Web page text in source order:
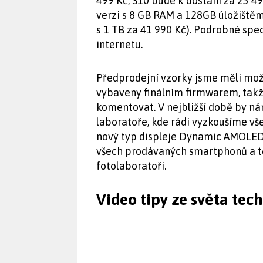
verzi s 8 GB RAM a 128GB
s 1 TB za 41 990 Kč). Podrobné
internetu.
Předprodejní vzorky jsme měli
vybaveny finálním firmwarem,
komentovat. V nejbližší době by
laboratoře, kde rádi vyzkoušíme
nový typ displeje Dynamic
všech prodávaných smartphonů a
fotolaboratoři.
Video tipy ze světa